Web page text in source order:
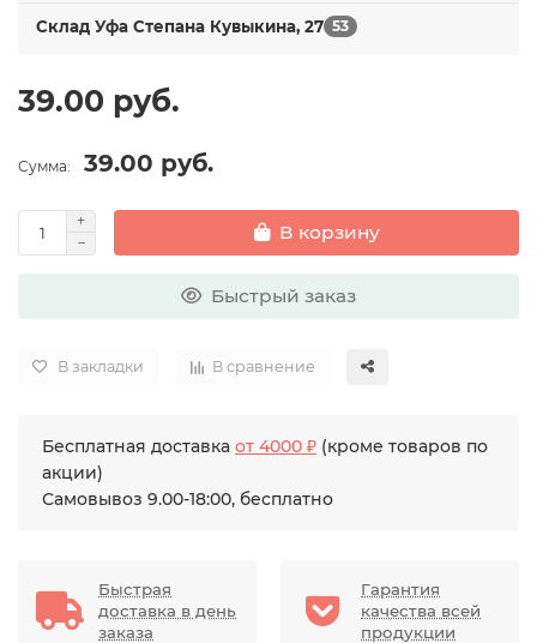
Склад Уфа Степана Кувыкина, 27 53
39.00 руб.
Сумма: 39.00 руб.
В корзину
Быстрый заказ
В закладки В сравнение
Бесплатная доставка от 4000 ₽ (кроме товаров по
акции)
Самовывоз 9.00-18:00, бесплатно
Быстрая
доставка в день
заказа
Гарантия
качества всей
продукции